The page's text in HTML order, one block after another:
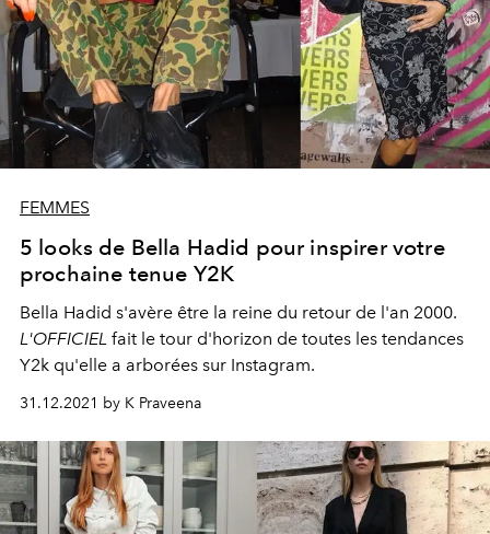
FEMMES
5 looks de Bella Hadid pour inspirer votre
prochaine tenue Y2K
Bella Hadid s'avère être la reine du retour de l'an 2000.
L'OFFICIEL fait le tour d'horizon de toutes les tendances
Y2k qu'elle a arborées sur Instagram.
31.12.2021 by K Praveena